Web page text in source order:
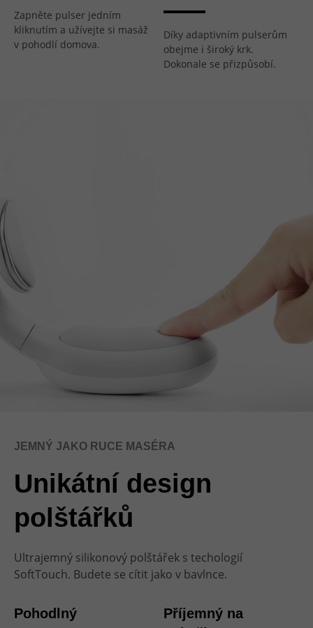
Zapněte pulser jedním
kliknutím a užívejte si masáž
v pohodlí domova.
Díky adaptivním pulserům
obejme i široký krk.
Dokonale se přizpůsobí.
JEMNÝ JAKO RUCE MASÉRA
Unikátní design
polštářků
Ultrajemný silikonový polštářek s techologií
SoftTouch. Budete se cítit jako v bavlnce.
Pohodlný
Příjemný na